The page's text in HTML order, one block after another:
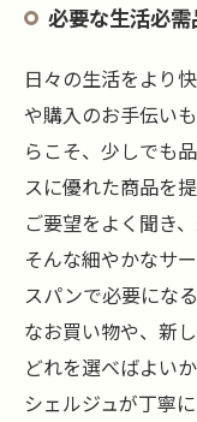
必要な生活必
日々の生活をより
や購入のお手伝い
らこそ、少しでも
スに優れた商品を
ご要望をよく聞き
そんな細やかなサ
スパンで必要にな
なお買い物や、新
どれを選べばよい
シェルジュが丁寧